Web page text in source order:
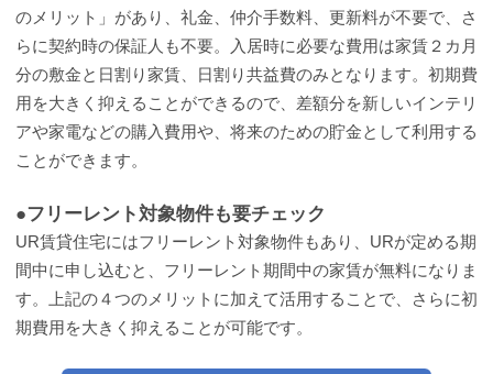
のメリット」があり、礼金、仲介手数料、更新料が不要で、さ
らに契約時の保証人も不要。入居時に必要な費用は家賃２カ月
分の敷金と日割り家賃、日割り共益費のみとなります。初期費
用を大きく抑えることができるので、差額分を新しいインテリ
アや家電などの購入費用や、将来のための貯金として利用する
ことができます。
●フリーレント対象物件も要チェック
UR賃貸住宅にはフリーレント対象物件もあり、URが定める期
間中に申し込むと、フリーレント期間中の家賃が無料になりま
す。上記の４つのメリットに加えて活用することで、さらに初
期費用を大きく抑えることが可能です。